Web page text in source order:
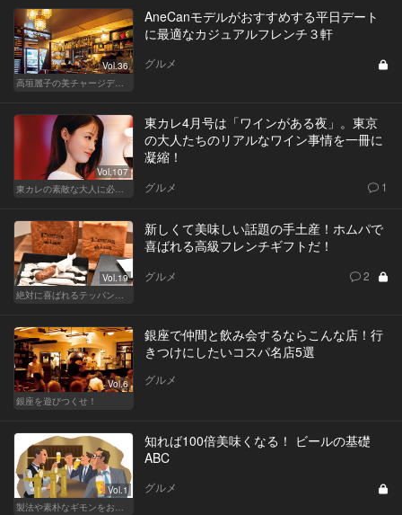
Vol.36
高垣麗子の美チャージディナー
AneCanモデルがおすすめする平日デート
に最適なカジュアルフレンチ３軒
グルメ
Vol.107
東カレの素敵な大人に必要なこと
東カレ4月号は「ワインがある夜」。東京
の大人たちのリアルなワイン事情を一冊に
凝縮！
グルメ 1
Vol.19
絶対に喜ばれるテッパン手土産
新しくて美味しい話題の手土産！ホムパで
喜ばれる高級フレンチギフトだ！
グルメ 2
Vol.6
銀座を遊びつくせ！
銀座で仲間と飲み会するならこんな店！行
きつけにしたいコスパ名店5選
グルメ
Vol.1
製法や素朴なギモンをおさらい！ ビールの基礎知識
知れば100倍美味くなる！ ビールの基礎
ABC
グルメ